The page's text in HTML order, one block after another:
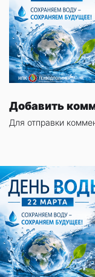
Добавить
Для отправки